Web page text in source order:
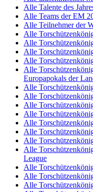
Alle Talente des
Alle Teams der EM
Alle Teilnehmer der
Alle
Alle
Alle
Alle
Alle
Europapokals der
Alle
Alle
Alle
Alle
Alle
Alle
Alle
Alle
League
Alle
Alle
Alle